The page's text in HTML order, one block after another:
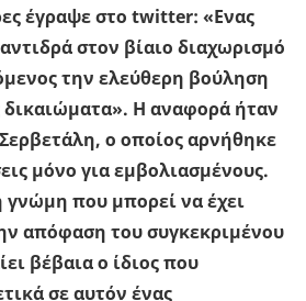
έγραψε στο twitter: «Ενας
στον βίαιο διαχωρισμό
την ελεύθερη βούληση
δικαιώματα». Η αναφορά ήταν
ο οποίος αρνήθηκε
μόνο για εμβολιασμένους.
γνώμη που μπορεί να έχει
απόφαση του συγκεκριμένου
βέβαια ο ίδιος που
σε αυτόν ένας